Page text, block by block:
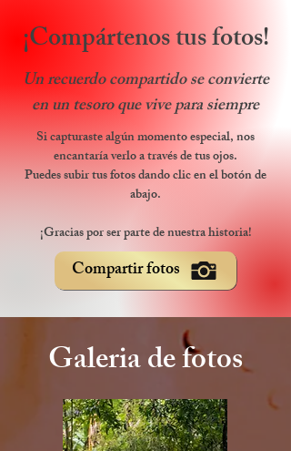
¡Compártenos tus fotos!
Un recuerdo compartido se convierte
en un tesoro que vive para siempre
Si capturaste algún momento especial, nos
encantaría verlo a través de tus ojos.
Puedes subir tus fotos dando clic en el botón de
abajo.
¡Gracias por ser parte de nuestra historia!
Compartir fotos
Galeria de fotos